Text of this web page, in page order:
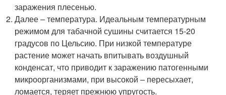
заражения плесенью.
Далее – температура. Идеальным температурным
режимом для табачной сушины считается 15-20
градусов по Цельсию. При низкой температуре
растение может начать впитывать воздушный
конденсат, что приводит к заражению патогенными
микроорганизмами, при высокой – пересыхает,
ломается, теряет прежнюю упругость.